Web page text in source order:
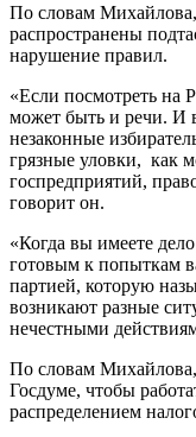
По словам
распространены
нарушение правил.
«Если посмотреть на
может быть и речи. И
незаконные
грязные уловки, как
госпредприятий,
говорит он.
«Когда вы имеете
готовым к попыткам
партией, которую
возникают разные
нечестными
По словам Михайлова,
Госдуме, чтобы
распределением